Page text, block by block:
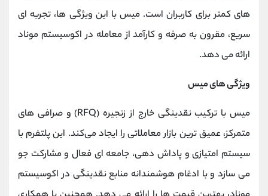
‌های کمتر برای کاربران است. میس با این ویژگی ‌ها، تجربه ‌ای
سریع، مقرون ‌به ‌صرفه و کارآمد از معامله در اکوسیستم موناد
ارائه می‌ دهد.
ویژگی های میس
میس با ترکیب نقدینگی خارج از زنجیره (RFQ) و صرافی‌ های
متمرکز، عمیق ‌ترین بازار معاملاتی را ایجاد می‌کند. این پلتفرم با
سیستم امتیازی و پاداش‌ دهی، جامعه ‌ای فعال و مشارکت‌ جو
می ‌سازد و با ادغام هوشمندانه منابع نقدینگی در اکوسیستم